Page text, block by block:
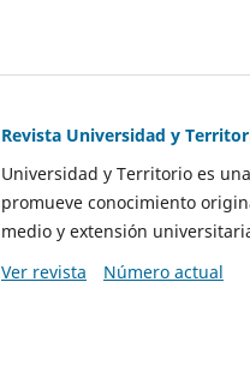
Revista Universidad y
Universidad y Territorio es
promueve conocimiento
medio y extensión
Ver revista
Número actual